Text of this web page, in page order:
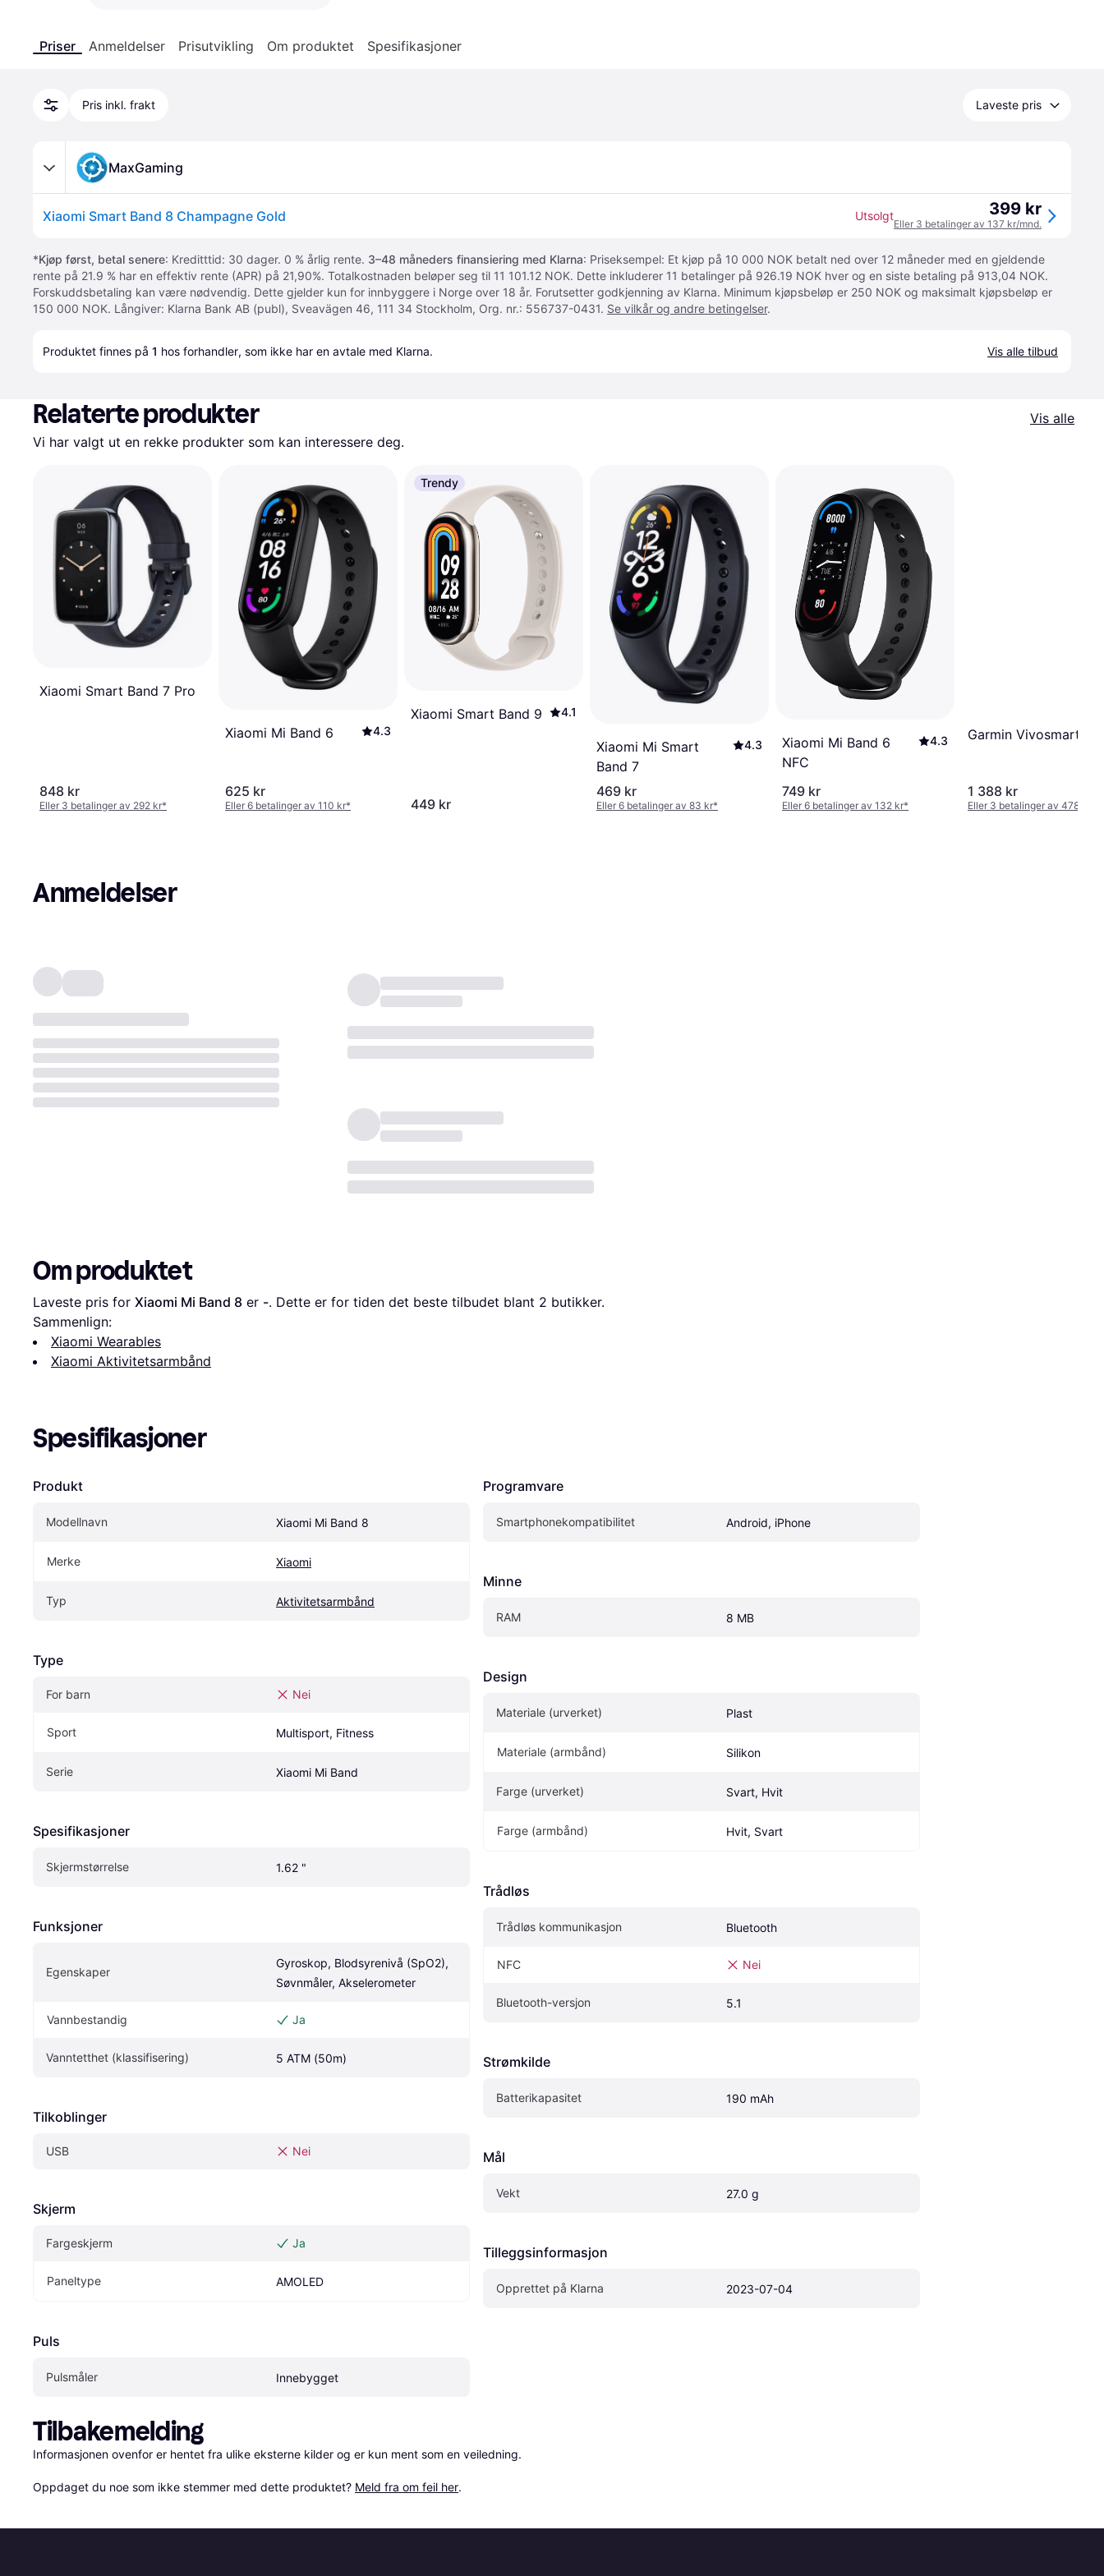
Priser Anmeldelser Prisutvikling Om produktet Spesifikasjoner
Pris inkl. frakt Laveste pris
MaxGaming
Xiaomi Smart Band 8 Champagne Gold Utsolgt 399 kr
Eller 3 betalinger av 137 kr/mnd.
*Kjøp først, betal senere: Kreditttid: 30 dager. 0 % årlig rente. 3–48 måneders finansiering med Klarna: Priseksempel: Et kjøp på 10 000 NOK betalt ned over 12 måneder med en gjeldende
rente på 21.9 % har en effektiv rente (APR) på 21,90%. Totalkostnaden beløper seg til 11 101.12 NOK. Dette inkluderer 11 betalinger på 926.19 NOK hver og en siste betaling på 913,04 NOK.
Forskuddsbetaling kan være nødvendig. Dette gjelder kun for innbyggere i Norge over 18 år. Forutsetter godkjenning av Klarna. Minimum kjøpsbeløp er 250 NOK og maksimalt kjøpsbeløp er
150 000 NOK. Långiver: Klarna Bank AB (publ), Sveavägen 46, 111 34 Stockholm, Org. nr.: 556737-0431. Se vilkår og andre betingelser.
Produktet finnes på 1 hos forhandler, som ikke har en avtale med Klarna. Vis alle tilbud
Relaterte produkter
Vis alle
Vi har valgt ut en rekke produkter som kan interessere deg.
Xiaomi Smart Band 7 Pro
848 kr
Eller 3 betalinger av 292 kr*
Xiaomi Mi Band 6 4.3
625 kr
Eller 6 betalinger av 110 kr*
Trendy
Xiaomi Smart Band 9 4.1
449 kr
Xiaomi Mi Smart
Band 7
4.3
469 kr
Eller 6 betalinger av 83 kr*
Xiaomi Mi Band 6
NFC
4.3
749 kr
Eller 6 betalinger av 132 kr*
Garmin Vivosmart 5
1 388 kr
Eller 3 betalinger av 478 kr
Anmeldelser
Om produktet
Laveste pris for Xiaomi Mi Band 8 er -. Dette er for tiden det beste tilbudet blant 2 butikker.
Sammenlign:
Xiaomi Wearables
Xiaomi Aktivitetsarmbånd
Spesifikasjoner
Produkt
Modellnavn Xiaomi Mi Band 8
Merke Xiaomi
Typ Aktivitetsarmbånd
Type
For barn Nei
Sport Multisport, Fitness
Serie Xiaomi Mi Band
Spesifikasjoner
Skjermstørrelse 1.62 "
Funksjoner
Egenskaper
Gyroskop, Blodsyrenivå (SpO2),
Søvnmåler, Akselerometer
Vannbestandig Ja
Vanntetthet (klassifisering) 5 ATM (50m)
Tilkoblinger
USB Nei
Skjerm
Fargeskjerm Ja
Paneltype AMOLED
Puls
Pulsmåler Innebygget
Programvare
Smartphonekompatibilitet Android, iPhone
Minne
RAM 8 MB
Design
Materiale (urverket) Plast
Materiale (armbånd) Silikon
Farge (urverket) Svart, Hvit
Farge (armbånd) Hvit, Svart
Trådløs
Trådløs kommunikasjon Bluetooth
NFC Nei
Bluetooth-versjon 5.1
Strømkilde
Batterikapasitet 190 mAh
Mål
Vekt 27.0 g
Tilleggsinformasjon
Opprettet på Klarna 2023-07-04
Tilbakemelding
Informasjonen ovenfor er hentet fra ulike eksterne kilder og er kun ment som en veiledning.
Oppdaget du noe som ikke stemmer med dette produktet? Meld fra om feil her.